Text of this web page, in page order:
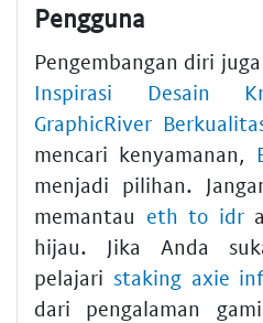
Pengguna
Pengembangan diri
Inspirasi Desain
GraphicRiver
mencari kenyamanan,
menjadi pilihan.
memantau eth to idr
hijau. Jika Anda
pelajari staking axie
dari pengalaman